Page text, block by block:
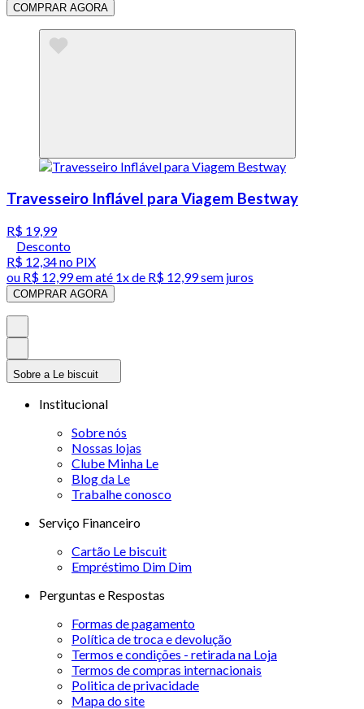
COMPRAR AGORA
Travesseiro Inflável para Viagem Bestway
R$ 19,99
Desconto
R$ 12,34no PIX
ou R$ 12,99em até 1x de R$ 12,99sem juros
COMPRAR AGORA
Sobre a Le biscuit
Institucional
Sobre nós
Nossas lojas
Clube Minha Le
Blog da Le
Trabalhe conosco
Serviço Financeiro
Cartão Le biscuit
Empréstimo Dim Dim
Perguntas e Respostas
Formas de pagamento
Política de troca e devolução
Termos e condições - retirada na Loja
Termos de compras internacionais
Politica de privacidade
Mapa do site